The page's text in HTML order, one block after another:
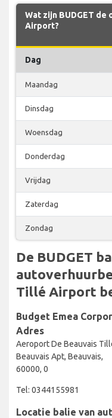
Wat zijn BUDGET
Airport?
Dag
Maandag
Dinsdag
Woensdag
Donderdag
Vrijdag
Zaterdag
Zondag
De BUDGET
Tillé Airport
Budget Emea
Adres
Aeroport De Beauvais
Beauvais Apt, Beauvais,
60000, 0
Tel: 0344155981
Locatie balie van